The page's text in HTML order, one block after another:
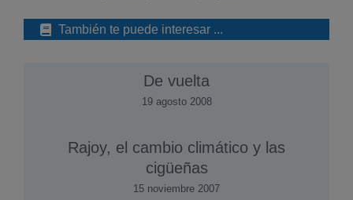
También te puede interesar ...
De vuelta
19 agosto 2008
Rajoy, el cambio climático y las
cigüeñas
15 noviembre 2007